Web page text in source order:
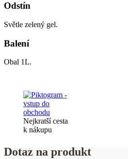
Odstín
Světle zelený gel.
Balení
Obal 1L.
Nejkratší cesta
k nákupu
Dotaz na produkt